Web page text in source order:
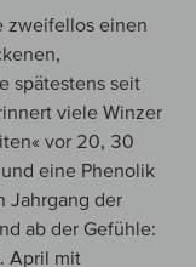
zweifellos einen
spätestens seit
viele Winzer
vor 20, 30
eine Phenolik
Jahrgang der
ab der Gefühle:
April mit